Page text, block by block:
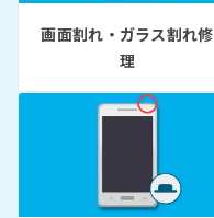
画面割れ・ガラス割れ修
理